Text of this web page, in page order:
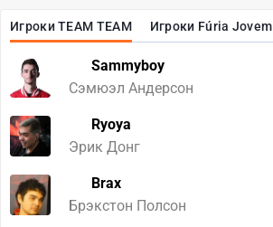
Игроки TEAM TEAM Игроки Fúria Jovem
Sammyboy
Сэмюэл Андерсон
Ryoya
Эрик Донг
Brax
Брэкстон Полсон